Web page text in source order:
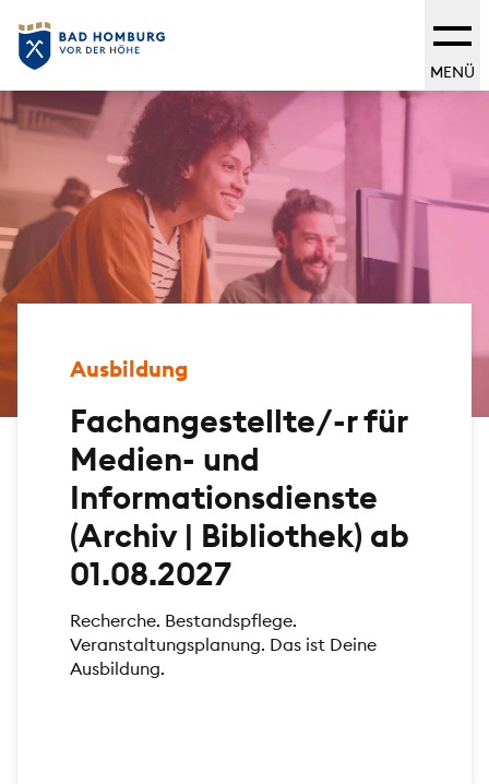
MENÜ
Ausbildung
Fachangestellte/-r für
Medien- und
Informationsdienste
(Archiv | Bibliothek) ab
01.08.2027
Recherche. Bestandspflege.
Veranstaltungsplanung. Das ist Deine
Ausbildung.